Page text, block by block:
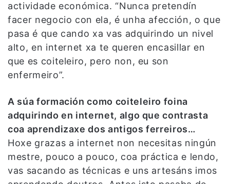
actividade económica. “Nunca pretendín
facer negocio con ela, é unha afección, o que
pasa é que cando xa vas adquirindo un nivel
alto, en internet xa te queren encasillar en
que es coiteleiro, pero non, eu son
enfermeiro”.
A súa formación como coiteleiro foina
adquirindo en internet, algo que contrasta
coa aprendizaxe dos antigos ferreiros…
Hoxe grazas a internet non necesitas ningún
mestre, pouco a pouco, coa práctica e lendo,
vas sacando as técnicas e uns artesáns imos